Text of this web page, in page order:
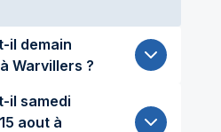
il demain
aout à Warvillers ?
il samedi